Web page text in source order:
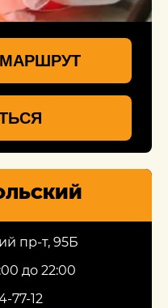
пр-т, 95Б
до 22:00
77-12